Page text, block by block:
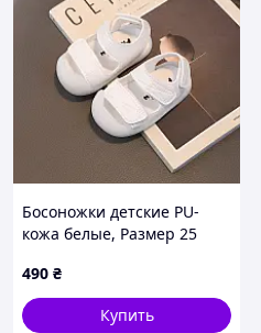
Босоножки детские PU-
кожа белые, Размер 25
490 ₴
Купить